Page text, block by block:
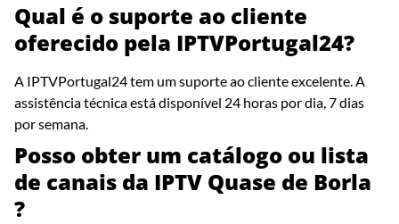
Qual é o suporte ao cliente
oferecido pela IPTVPortugal24?
A IPTVPortugal24 tem um suporte ao cliente excelente. A
assistência técnica está disponível 24 horas por dia, 7 dias
por semana.
Posso obter um catálogo ou lista
de canais da IPTV Quase de Borla
?